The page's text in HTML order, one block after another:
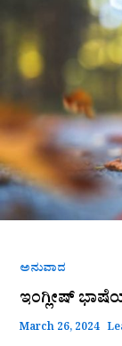
ಅನುವಾದ
ಇಂಗ್ಲೀಷ್‌
March 26, 2024